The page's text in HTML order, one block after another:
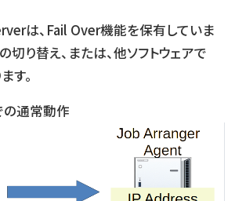
は、Fail Over機能を保有していま
切り替え、または、他ソフトウェアで
す。
の通常動作